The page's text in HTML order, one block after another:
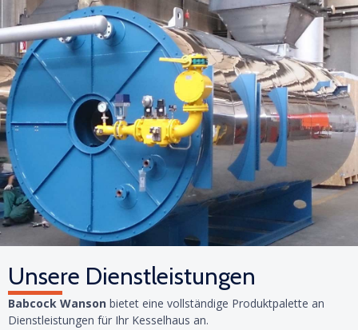
Unsere Dienstleistungen
Babcock Wanson bietet eine vollständige Produktpalette an
Dienstleistungen für Ihr Kesselhaus an.